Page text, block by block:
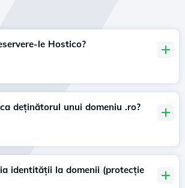
le Hostico?
deținătorul unui domeniu .ro?
identității la domenii (protecție